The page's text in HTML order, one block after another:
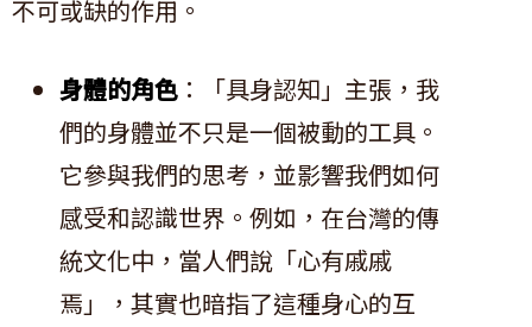
不可或缺的作用。
身體的角色 ：「具身認知」主張，我
們的身體並不只是一個被動的工具。
它參與我們的思考，並影響我們如何
感受和認識世界。例如，在台灣的傳
統文化中，當人們說「心有戚戚
焉」，其實也暗指了這種身心的互